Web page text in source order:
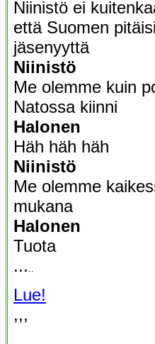
Niinistö ei
että Suomen
jäsenyyttä
Niinistö
Me olemme kuin
Natossa kiinni
Halonen
Häh häh häh
Niinistö
Me olemme
mukana
Halonen
Tuota
... ..
Lue!
,,,